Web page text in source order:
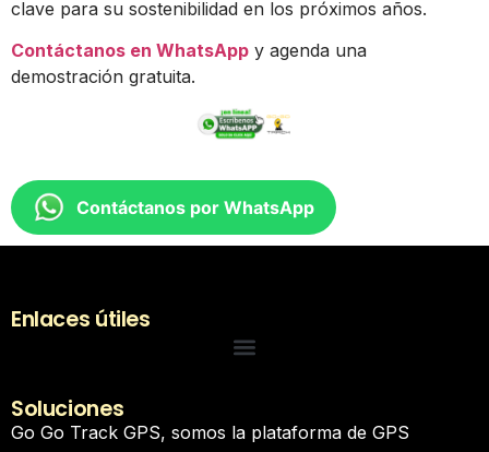
clave para su sostenibilidad en los próximos años.
Contáctanos en WhatsApp y agenda una
demostración gratuita.
Contáctanos por WhatsApp
Enlaces útiles
Soluciones
Go Go Track GPS, somos la plataforma de GPS